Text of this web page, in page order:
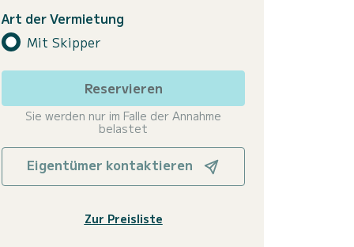
Art der Vermietung
Mit Skipper
Reservieren
Sie werden nur im Falle der Annahme
belastet
Eigentümer kontaktieren
Zur Preisliste